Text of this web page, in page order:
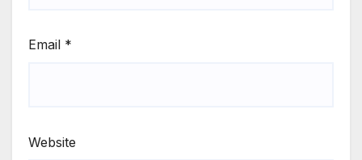
Email *
Website